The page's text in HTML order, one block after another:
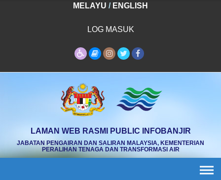
MELAYU / ENGLISH
LOG MASUK
LAMAN WEB RASMI PUBLIC INFOBANJIR
JABATAN PENGAIRAN DAN SALIRAN MALAYSIA, KEMENTERIAN
PERALIHAN TENAGA DAN TRANSFORMASI AIR